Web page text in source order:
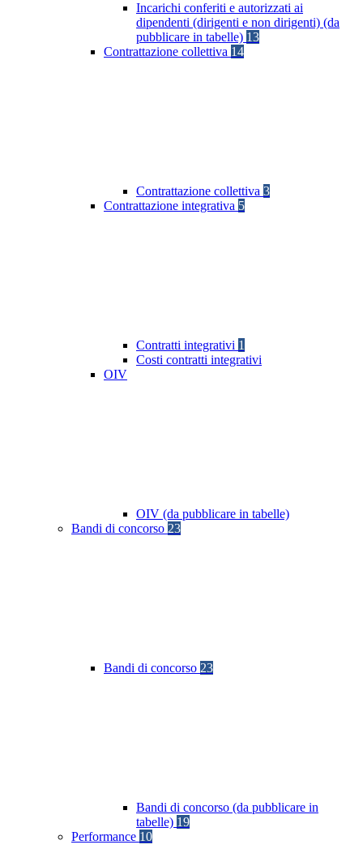
Incarichi conferiti e autorizzati ai
dipendenti (dirigenti e non dirigenti) (da
pubblicare in tabelle) 13
Contrattazione collettiva 14
Contrattazione collettiva 3
Contrattazione integrativa 5
Contratti integrativi 1
Costi contratti integrativi
OIV
OIV (da pubblicare in tabelle)
Bandi di concorso 23
Bandi di concorso 23
Bandi di concorso (da pubblicare in
tabelle) 19
Performance 10